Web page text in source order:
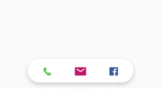
ul. Wolności 39b
Jelenia Góra, 58-500